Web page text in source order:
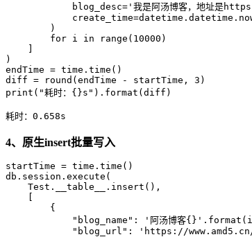
blog_desc='我是阿汤博客，地址是
)
for i in range(10000)
)
endTime = time.time()
diff = round(endTime - startTime, 3)
print("耗时：{}s").format(diff)
耗时：0.658s
4、原生insert批量写入
startTime = time.time()
db.session.execute(
Test.__table__.insert(),
{
"blog_name": '阿汤博客
"blog_url": 'https://www.amd5.cn/